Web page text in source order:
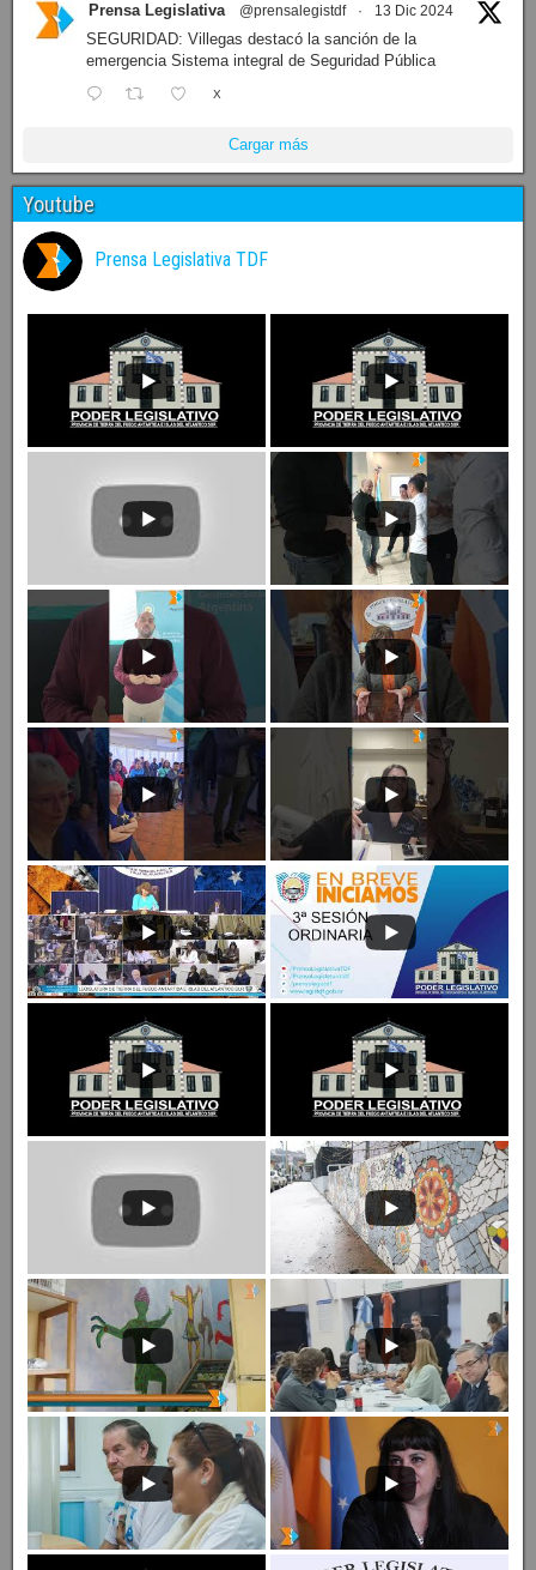
Prensa Legislativa @prensalegistdf · 13 Dic 2024
SEGURIDAD: Villegas destacó la sanción de la
emergencia Sistema integral de Seguridad Pública
X
Cargar más
Youtube
Prensa Legislativa TDF